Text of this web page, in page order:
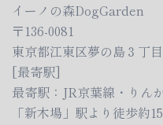
イーノの森DogGarden
〒136-0081
東京都江東区夢の島３丁
[最寄駅]
最寄駅：JR京葉線・りん
「新木場」駅より徒歩約